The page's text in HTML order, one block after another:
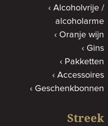
Alcoholvrije /
alcoholarme
Oranje wijn
Gins
Pakketten
Accessoires
Geschenkbonnen
Streek